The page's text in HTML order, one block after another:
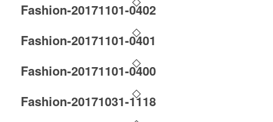
Fashion-20171101-0402
Fashion-20171101-0401
Fashion-20171101-0400
Fashion-20171031-1118